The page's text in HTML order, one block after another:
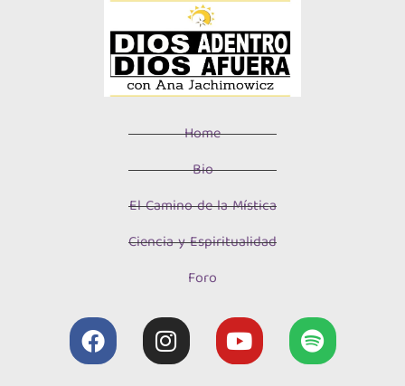
Home
Bio
El Camino de la Mística
Ciencia y Espiritualidad
Foro